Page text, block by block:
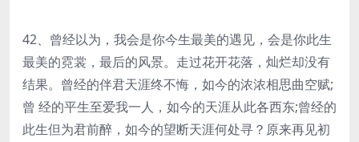
42、曾经以为，我会是你今生最美的遇见，会是你此生
最美的霓裳，最后的风景。走过花开花落，灿烂却没有
结果。曾经的伴君天涯终不悔，如今的浓浓相思曲空赋;
曾 经的平生至爱我一人，如今的天涯从此各西东;曾经的
此生但为君前醉，如今的望断天涯何处寻？原来再见初